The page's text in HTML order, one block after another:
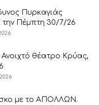
Πυρκαγιάς
την Πέμπτη 30/7/26
Ανοιχτό θέατρο Κρύας,
με το ΑΠΟΛΛΩΝ.